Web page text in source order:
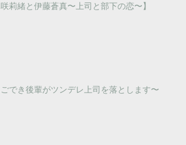
咲莉緒と伊藤蒼真〜上司と部下の恋〜】
でき後輩がツンデレ上司を落とします〜